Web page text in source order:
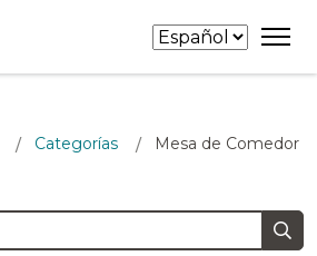
/ Categorías /
Mesa de Comedor